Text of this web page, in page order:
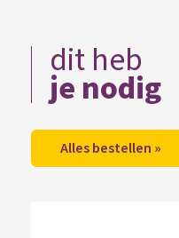
dit heb
je nodig
Alles bestellen »